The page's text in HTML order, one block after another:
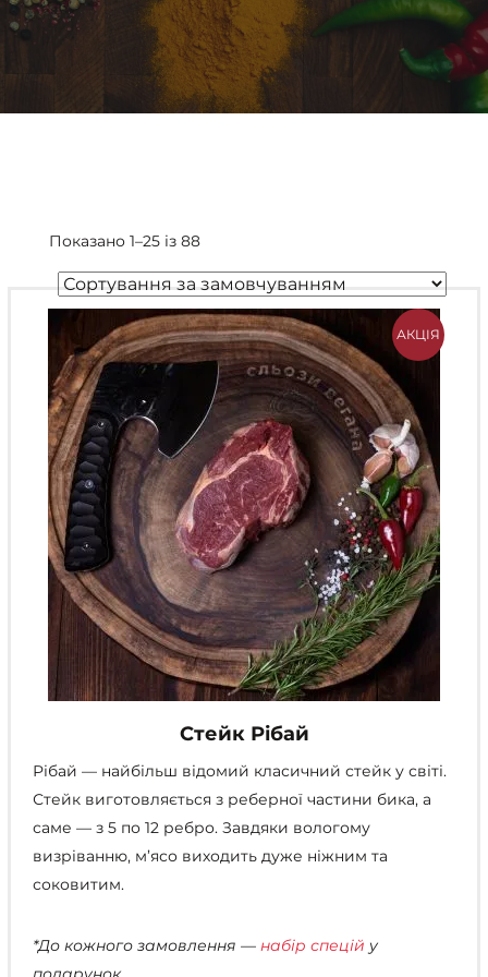
Показано 1–25 із 88
АКЦІЯ
Стейк Рібай
Рібай — найбільш відомий класичний стейк у світі.
Стейк виготовляється з реберної частини бика, а
саме — з 5 по 12 ребро. Завдяки вологому
визріванню, м’ясо виходить дуже ніжним та
соковитим.
*До кожного замовлення — набір спецій у